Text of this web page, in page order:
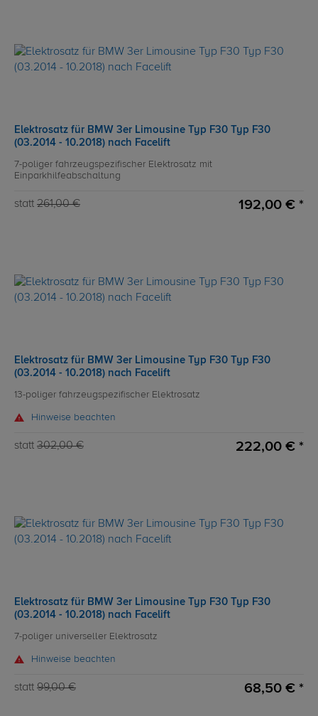
Elektrosatz für BMW 3er Limousine Typ F30 Typ F30
(03.2014 - 10.2018) nach Facelift
7-poliger fahrzeugspezifischer Elektrosatz mit
Einparkhilfeabschaltung
statt 261,00 € 192,00 € *
Elektrosatz für BMW 3er Limousine Typ F30 Typ F30
(03.2014 - 10.2018) nach Facelift
13-poliger fahrzeugspezifischer Elektrosatz
Hinweise beachten
statt 302,00 € 222,00 € *
Elektrosatz für BMW 3er Limousine Typ F30 Typ F30
(03.2014 - 10.2018) nach Facelift
7-poliger universeller Elektrosatz
Hinweise beachten
statt 99,00 € 68,50 € *